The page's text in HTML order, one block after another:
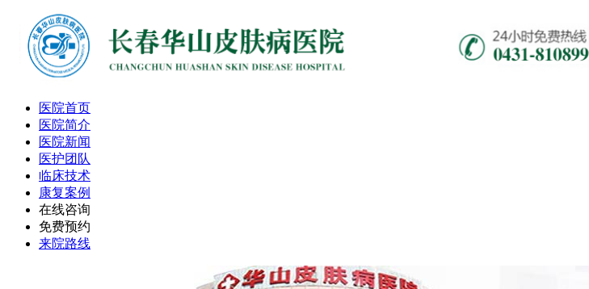
医院首页
医院简介
医院新闻
医护团队
临床技术
康复案例
在线咨询
免费预约
来院路线